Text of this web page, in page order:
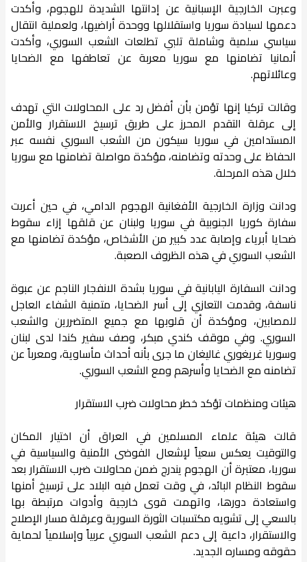
وعبرت الخارجية الإسبانية عن إدانتها الشديدة للهجوم، وأكدت
دعمها لسيادة سوريا واستقلالها ووحدة أراضيها، ولعملية انتقال
سياسي سلمية وشاملة تلبي تطلعات الشعب السوري، وأكدت
ألمانيا تضامنها مع سوريا معربة عن تعاطفها مع الضحايا
وعائلاتهم.
وقالت تركيا إنها تؤمن بأن أفضل رد على المحاولات التي تهدف
إلى عرقلة التقدم المحرز على طريق ترسيخ الاستقرار والأمن
المستدامين في سوريا سيكون من الشعب السوري نفسه عبر
الحفاظ على وحدته وتضامنه، مؤكدة مواصلة تضامنها مع سوريا
خلال هذه المرحلة.
ودانت وزارة الخارجية الأفغانية الهجوم الدامي، في حين أعربت
سفارة كوريا الجنوبية في سوريا ولبنان عن قلقها إزاء سقوط
ضحايا أبرياء وإصابة عدد كبير من الأشخاص، مؤكدة تضامنها مع
الشعب السوري في هذه الظروف الصعبة.
ودانت السفارة اليابانية في سوريا بشدة الانفجار الناجم عن عبوة
ناسفة، وقدمت التعازي إلى أسر الضحايا، متمنية الشفاء العاجل
للمصابين، ومؤكدة أن قلوبها مع جميع المتضررين والشعب
السوري. وفي موقف كندي مبكر، وصف سفير كندا لدى لبنان
وسوريا غريغوري غاليغان ما جرى بأنه أحداث مأساوية، ومعرباً عن
تضامنه مع الضحايا وأسرهم ومع الشعب السوري.
هيئات ومنظمات تؤكد خطر محاولات ضرب الاستقرار
قالت هيئة علماء المسلمين في العراق أن اختيار المكان
والتوقيت يعكس سعياً لإشعال الفوضى الأمنية والسياسية في
سوريا، معتبرة أن الهجوم يندرج ضمن محاولات ضرب الاستقرار بعد
سقوط النظام البائد، في وقت تعمل فيه البلاد على ترسيخ أمنها
واستعادة دورها، واتهمت قوى خارجية وأدوات مرتبطة بها
بالسعي إلى تشويه مكتسبات الثورة السورية وعرقلة مسار الإصلاح
والاستقرار، داعية إلى دعم الشعب السوري عربياً وإسلامياً لحماية
حقوقه ومساره الجديد.